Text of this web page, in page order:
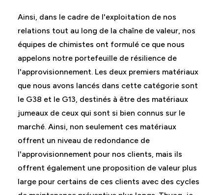
Ainsi, dans le cadre de l'exploitation de nos
relations tout au long de la chaîne de valeur, nos
équipes de chimistes ont formulé ce que nous
appelons notre portefeuille de résilience de
l'approvisionnement. Les deux premiers matériaux
que nous avons lancés dans cette catégorie sont
le G38 et le G13, destinés à être des matériaux
jumeaux de ceux qui sont si bien connus sur le
marché. Ainsi, non seulement ces matériaux
offrent un niveau de redondance de
l'approvisionnement pour nos clients, mais ils
offrent également une proposition de valeur plus
large pour certains de ces clients avec des cycles